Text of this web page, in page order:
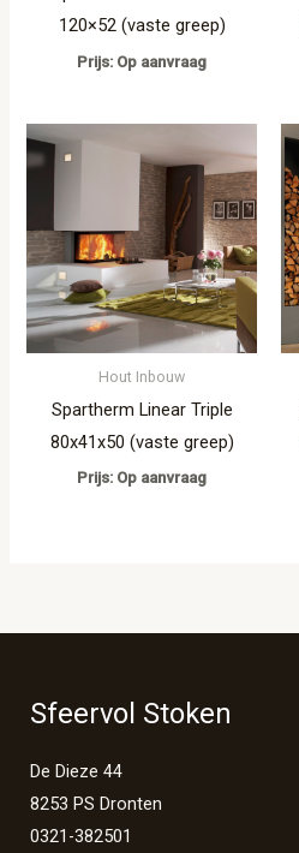
120×52 (vaste greep)
Prijs: Op aanvraag
Hout Inbouw
Spartherm Linear Triple
80x41x50 (vaste greep)
Prijs: Op aanvraag
Sfeervol Stoken
De Dieze 44
8253 PS Dronten
0321-382501